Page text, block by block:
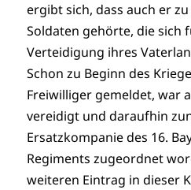
ergibt sich, dass auch er
Soldaten gehörte, die sich
Verteidigung ihres
Schon zu Beginn des
Freiwilliger gemeldet, war
vereidigt und daraufhin
Ersatzkompanie des 16.
Regiments zugeordnet
weiteren Eintrag in dieser